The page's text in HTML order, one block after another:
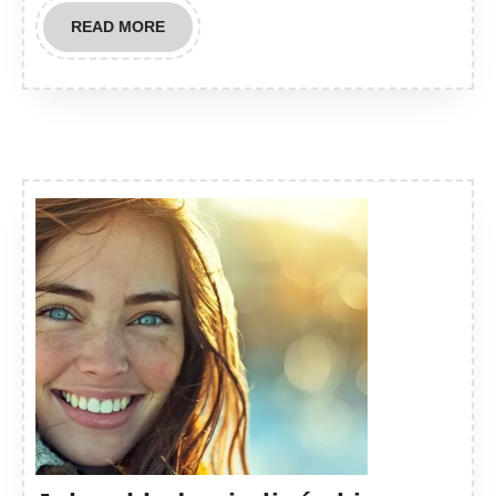
READ MOREREAD
MORE